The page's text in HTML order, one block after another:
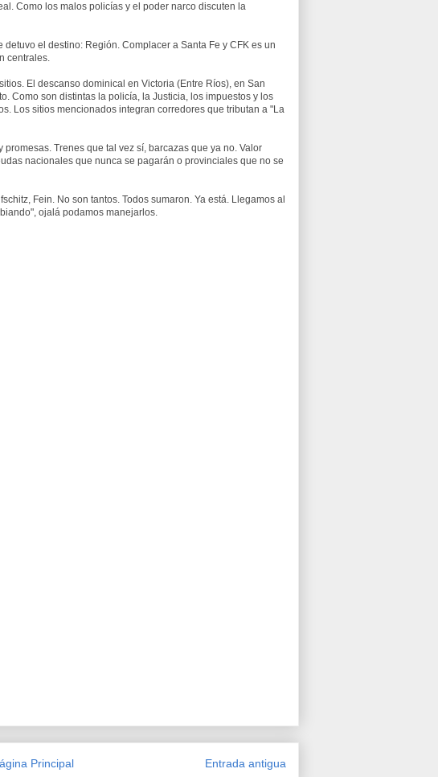
Como los malos policías y el poder narco discuten la
el destino: Región. Complacer a Santa Fe y CFK es un
centrales.
El descanso dominical en Victoria (Entre Ríos), en San
Como son distintas la policía, la Justicia, los impuestos y los
Los sitios mencionados integran corredores que tributan a "La
Trenes que tal vez sí, barcazas que ya no. Valor
nacionales que nunca se pagarán o provinciales que no se
Fein. No son tantos. Todos sumaron. Ya está. Llegamos al
ojalá podamos manejarlos.
Entrada antigua
Principal